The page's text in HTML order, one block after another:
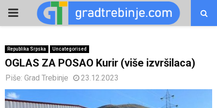
PRIMARY
Republika Srpska Uncategorised
OGLAS ZA POSAO Kurir (više izvršilaca)
Piše: Grad Trebinje 23.12.2023